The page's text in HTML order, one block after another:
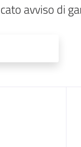
avviso di